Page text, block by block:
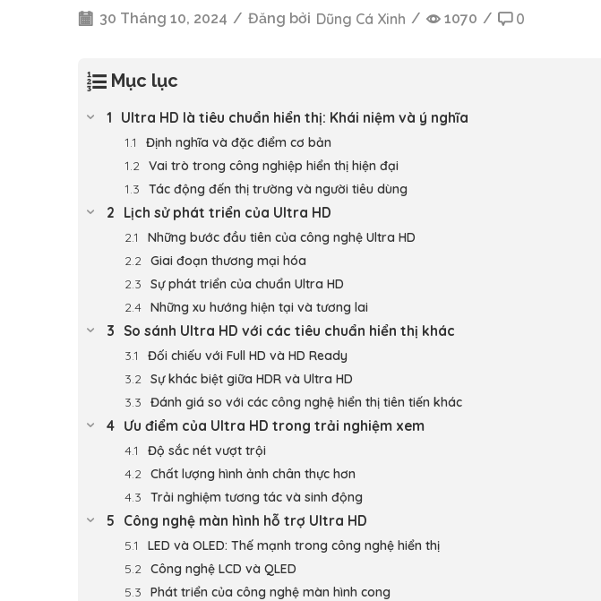
30 Tháng 10, 2024 / Đăng bởi Dũng Cá Xinh / 1070 / 0
Mục lục
Ultra HD là tiêu chuẩn hiển thị: Khái niệm và ý nghĩa
Định nghĩa và đặc điểm cơ bản
Vai trò trong công nghiệp hiển thị hiện đại
Tác động đến thị trường và người tiêu dùng
Lịch sử phát triển của Ultra HD
Những bước đầu tiên của công nghệ Ultra HD
Giai đoạn thương mại hóa
Sự phát triển của chuẩn Ultra HD
Những xu hướng hiện tại và tương lai
So sánh Ultra HD với các tiêu chuẩn hiển thị khác
Đối chiếu với Full HD và HD Ready
Sự khác biệt giữa HDR và Ultra HD
Đánh giá so với các công nghệ hiển thị tiên tiến khác
Ưu điểm của Ultra HD trong trải nghiệm xem
Độ sắc nét vượt trội
Chất lượng hình ảnh chân thực hơn
Trải nghiệm tương tác và sinh động
Công nghệ màn hình hỗ trợ Ultra HD
LED và OLED: Thế mạnh trong công nghệ hiển thị
Công nghệ LCD và QLED
Phát triển của công nghệ màn hình cong